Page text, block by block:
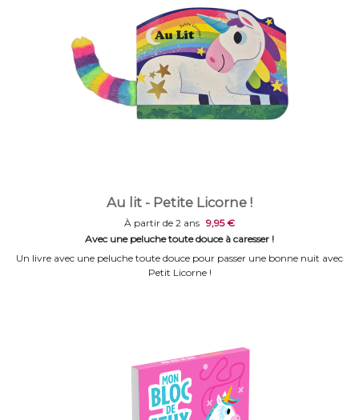
Au lit - Petite Licorne !
À partir de 2 ans 9,95 €
Avec une peluche toute douce à caresser !
Un livre avec une peluche toute douce pour passer une bonne nuit avec
Petit Licorne !